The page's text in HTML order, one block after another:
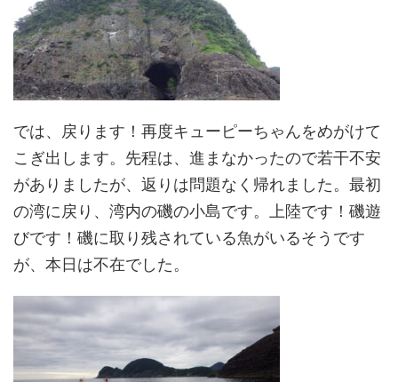
では、戻ります！再度キューピーちゃんをめがけて
こぎ出します。先程は、進まなかったので若干不安
がありましたが、返りは問題なく帰れました。最初
の湾に戻り、湾内の磯の小島です。上陸です！磯遊
びです！磯に取り残されている魚がいるそうです
が、本日は不在でした。